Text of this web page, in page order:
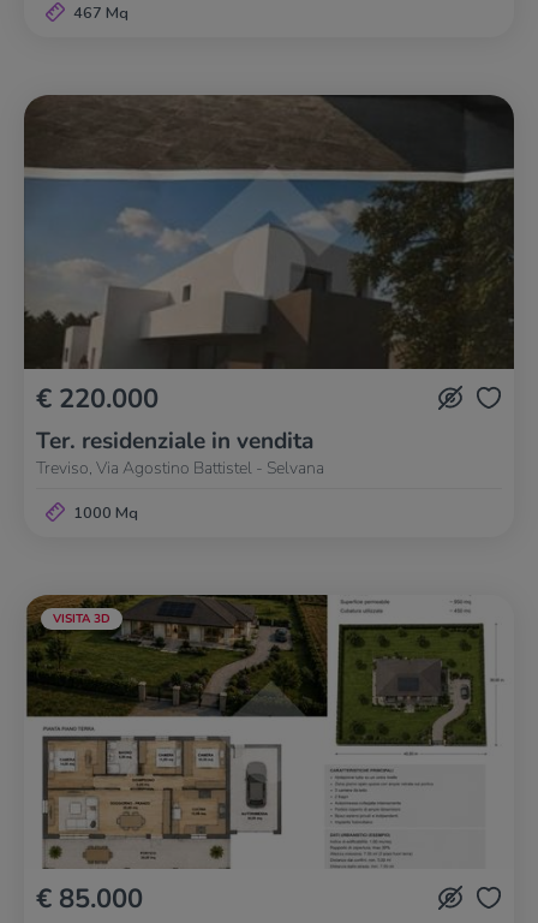
467 Mq
€ 220.000
Ter. residenziale in vendita
Treviso, Via Agostino Battistel - Selvana
1000 Mq
VISITA 3D
€ 85.000